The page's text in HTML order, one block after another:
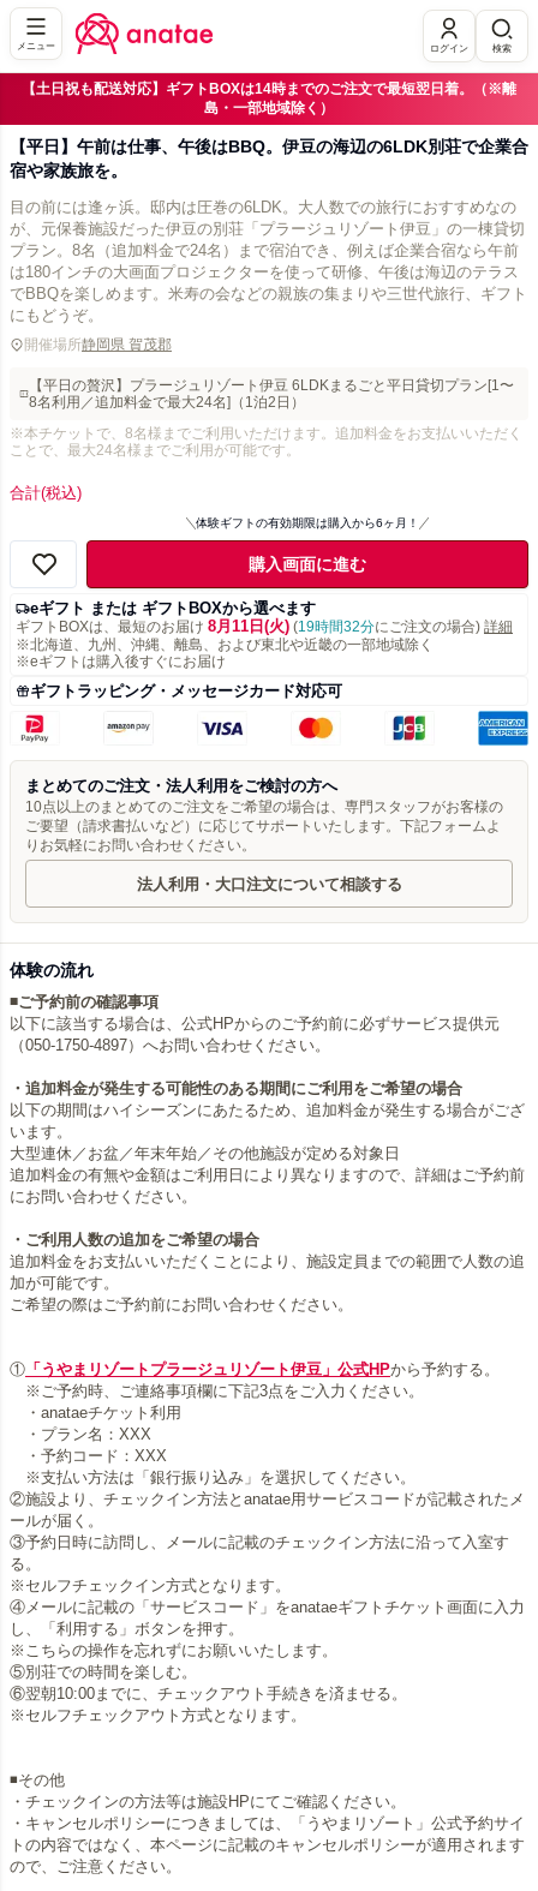
メニュー ログイン 検索
【土日祝も配送対応】ギフトBOXは14時までのご注文で最短翌日着。（※離
島・一部地域除く）
【平日】午前は仕事、午後はBBQ。伊豆の海辺の6LDK別荘で企業合
宿や家族旅を。
目の前には逢ヶ浜。邸内は圧巻の6LDK。大人数での旅行におすすめなの
が、元保養施設だった伊豆の別荘「プラージュリゾート伊豆」の一棟貸切
プラン。8名（追加料金で24名）まで宿泊でき、例えば企業合宿なら午前
は180インチの大画面プロジェクターを使って研修、午後は海辺のテラス
でBBQを楽しめます。米寿の会などの親族の集まりや三世代旅行、ギフト
にもどうぞ。
開催場所静岡県 賀茂郡
【平日の贅沢】プラージュリゾート伊豆 6LDKまるごと平日貸切プラン[1〜
8名利用／追加料金で最大24名]（1泊2日）
※本チケットで、8名様までご利用いただけます。追加料金をお支払いいただく
ことで、最大24名様までご利用が可能です。
合計(税込)
体験ギフトの有効期限は購入から6ヶ月！
購入画面に進む
eギフト または ギフトBOXから選べます
ギフトBOXは、最短のお届け 8月11日(火) (19時間32分にご注文の場合) 詳細
※北海道、九州、沖縄、離島、および東北や近畿の一部地域除く
※eギフトは購入後すぐにお届け
ギフトラッピング・メッセージカード対応可
まとめてのご注文・法人利用をご検討の方へ
10点以上のまとめてのご注文をご希望の場合は、専門スタッフがお客様の
ご要望（請求書払いなど）に応じてサポートいたします。下記フォームよ
りお気軽にお問い合わせください。
法人利用・大口注文について相談する
体験の流れ
◾️ご予約前の確認事項
以下に該当する場合は、公式HPからのご予約前に必ずサービス提供元
（050-1750-4897）へお問い合わせください。
・追加料金が発生する可能性のある期間にご利用をご希望の場合
以下の期間はハイシーズンにあたるため、追加料金が発生する場合がござ
います。
大型連休／お盆／年末年始／その他施設が定める対象日
追加料金の有無や金額はご利用日により異なりますので、詳細はご予約前
にお問い合わせください。
・ご利用人数の追加をご希望の場合
追加料金をお支払いいただくことにより、施設定員までの範囲で人数の追
加が可能です。
ご希望の際はご予約前にお問い合わせください。
① 「うやまリゾートプラージュリゾート伊豆」公式HPから予約する。
※ご予約時、ご連絡事項欄に下記3点をご入力ください。
・anataeチケット利用
・プラン名：XXX
・予約コード：XXX
※支払い方法は「銀行振り込み」を選択してください。
②施設より、チェックイン方法とanatae用サービスコードが記載されたメ
ールが届く。
③予約日時に訪問し、メールに記載のチェックイン方法に沿って入室す
る。
※セルフチェックイン方式となります。
④メールに記載の「サービスコード」をanataeギフトチケット画面に入力
し、「利用する」ボタンを押す。
※こちらの操作を忘れずにお願いいたします。
⑤別荘での時間を楽しむ。
⑥翌朝10:00までに、チェックアウト手続きを済ませる。
※セルフチェックアウト方式となります。
◾️その他
・チェックインの方法等は施設HPにてご確認ください。
・キャンセルポリシーにつきましては、「うやまリゾート」公式予約サイ
トの内容ではなく、本ページに記載のキャンセルポリシーが適用されます
ので、ご注意ください。